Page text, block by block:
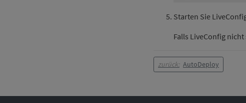
Starten Sie
Falls LiveConfig
zurück: AutoDeploy